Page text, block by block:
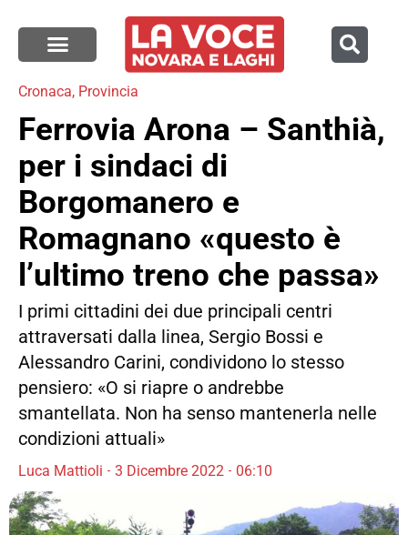
Cronaca, Provincia
Ferrovia Arona – Santhià,
per i sindaci di
Borgomanero e
Romagnano «questo è
l’ultimo treno che passa»
I primi cittadini dei due principali centri
attraversati dalla linea, Sergio Bossi e
Alessandro Carini, condividono lo stesso
pensiero: «O si riapre o andrebbe
smantellata. Non ha senso mantenerla nelle
condizioni attuali»
Luca Mattioli 3 Dicembre 2022 06:10